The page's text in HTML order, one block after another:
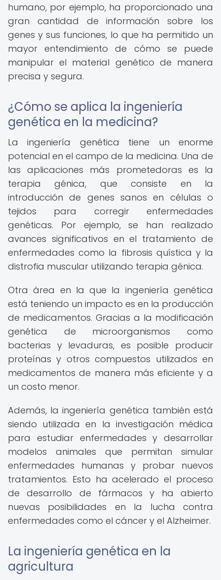
humano, por ejemplo, ha proporcionado una
gran cantidad de información sobre los
genes y sus funciones, lo que ha permitido un
mayor entendimiento de cómo se puede
manipular el material genético de manera
precisa y segura.
¿Cómo se aplica la ingeniería
genética en la medicina?
La ingeniería genética tiene un enorme
potencial en el campo de la medicina. Una de
las aplicaciones más prometedoras es la
terapia génica, que consiste en la
introducción de genes sanos en células o
tejidos para corregir enfermedades
genéticas. Por ejemplo, se han realizado
avances significativos en el tratamiento de
enfermedades como la fibrosis quística y la
distrofia muscular utilizando terapia génica.
Otra área en la que la ingeniería genética
está teniendo un impacto es en la producción
de medicamentos. Gracias a la modificación
genética de microorganismos como
bacterias y levaduras, es posible producir
proteínas y otros compuestos utilizados en
medicamentos de manera más eficiente y a
un costo menor.
Además, la ingeniería genética también está
siendo utilizada en la investigación médica
para estudiar enfermedades y desarrollar
modelos animales que permitan simular
enfermedades humanas y probar nuevos
tratamientos. Esto ha acelerado el proceso
de desarrollo de fármacos y ha abierto
nuevas posibilidades en la lucha contra
enfermedades como el cáncer y el Alzheimer.
La ingeniería genética en la
agricultura